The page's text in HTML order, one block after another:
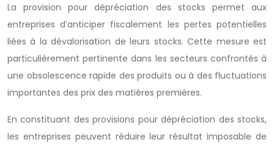
La provision pour dépréciation des stocks permet aux
entreprises d’anticiper fiscalement les pertes potentielles
liées à la dévalorisation de leurs stocks. Cette mesure est
particulièrement pertinente dans les secteurs confrontés à
une obsolescence rapide des produits ou à des fluctuations
importantes des prix des matières premières.
En constituant des provisions pour dépréciation des stocks,
les entreprises peuvent réduire leur résultat imposable de